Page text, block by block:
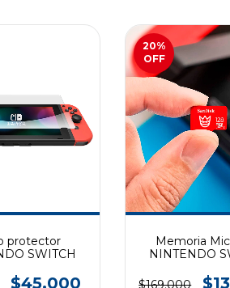
protector
SWITCH
$45.000
20%
OFF
Memoria
NINTENDO
$169.000